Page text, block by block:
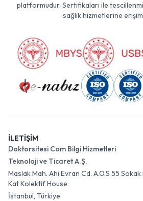
platformudur. Sertifikaları ile
sağlık hizmetlerine
İLETİŞİM
Doktorsitesi Com Bilgi Hizmetleri
Teknoloji ve Ticaret A.Ş.
Maslak Mah. Ahi Evran Cd. A.O.S 55
Kat Kolektif House
İstanbul, Türkiye